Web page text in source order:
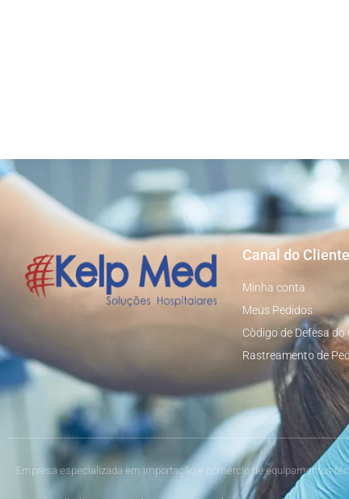
Canal do Cliente
Minha conta
Meus Pedidos
Còdigo de Defesa
Rastreamento de
Empresa especializada em importação e comércio de equipamentos